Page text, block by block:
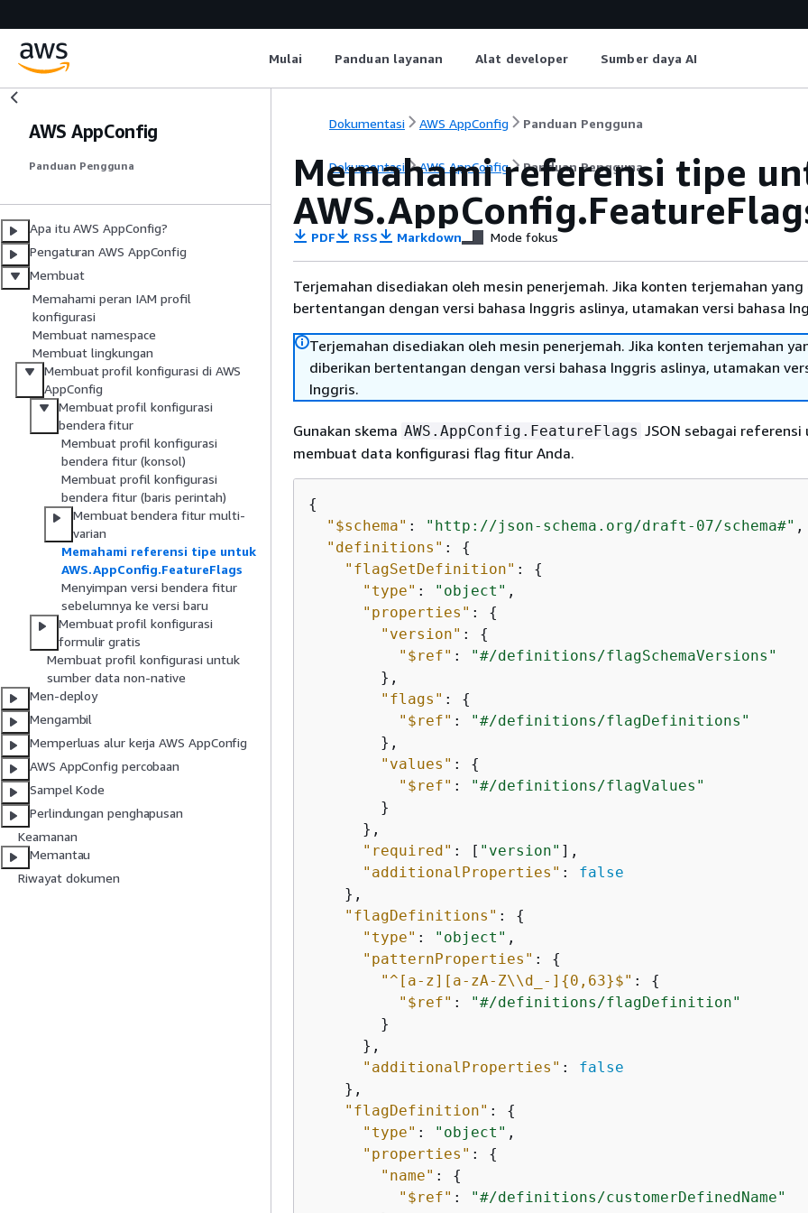
Mulai Panduan layanan Alat developer Sumber daya AI
AWS AppConfig
Panduan Pengguna
Apa itu AWS AppConfig?
Pengaturan AWS AppConfig
Membuat
Memahami peran IAM profil
konfigurasi
Membuat namespace
Membuat lingkungan
Membuat profil konfigurasi di AWS
AppConfig
Membuat profil konfigurasi
bendera fitur
Membuat profil konfigurasi
bendera fitur (konsol)
Membuat profil konfigurasi
bendera fitur (baris perintah)
Membuat bendera fitur multi-
varian
Memahami referensi tipe untuk
AWS.AppConfig.FeatureFlags
Menyimpan versi bendera fitur
sebelumnya ke versi baru
Membuat profil konfigurasi
formulir gratis
Membuat profil konfigurasi untuk
sumber data non-native
Men-deploy
Mengambil
Memperluas alur kerja AWS AppConfig
AWS AppConfig percobaan
Sampel Kode
Perlindungan penghapusan
Keamanan
Memantau
Riwayat dokumen
Dokumentasi AWS AppConfig Panduan Pengguna
Dokumentasi AWS AppConfig Panduan Pengguna
Memahami referensi tipe
PDF RSS Markdown Mode fokus
Terjemahan disediakan oleh mesin penerjemah. Jika konten terjemahan yang
bertentangan dengan versi bahasa Inggris aslinya, utamakan versi bahasa
Terjemahan disediakan oleh mesin penerjemah. Jika konten terjemahan
diberikan bertentangan dengan versi bahasa Inggris aslinya, utamakan
Inggris.
Gunakan skema AWS.AppConfig.FeatureFlags JSON sebagai referensi
membuat data konfigurasi flag fitur Anda.
{
"$schema" : "http://json-schema.org/draft-07/schema#" ,
"definitions" : {
"flagSetDefinition" : {
"type" : "object" ,
"properties" : {
"version" : {
"$ref" :
"#/definitions/flagSchemaVersions"
        },
"flags" : {
"$ref" :
"#/definitions/flagDefinitions"
        },
"values" : {
"$ref" :
"#/definitions/flagValues"
        }
      },
"required" : [ "version" ],
"additionalProperties" : false
    },
"flagDefinitions" : {
"type" : "object" ,
"patternProperties" : {
"^[a-z][a-zA-Z\\d_-] {0,63}$" : {
"$ref" :
"#/definitions/flagDefinition"
        }
      },
"additionalProperties" : false
    },
"flagDefinition" : {
"type" : "object" ,
"properties" : {
"name" : {
"$ref" :
"#/definitions/customerDefinedName"